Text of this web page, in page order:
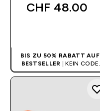
CHF 48.00‎
BIS ZU 50% RABATT AUF
BESTSELLER
| KEIN CODE
BENÖTIGT